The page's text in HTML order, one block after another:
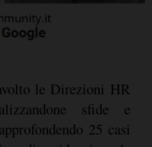
le Direzioni HR
sfide e
25 casi